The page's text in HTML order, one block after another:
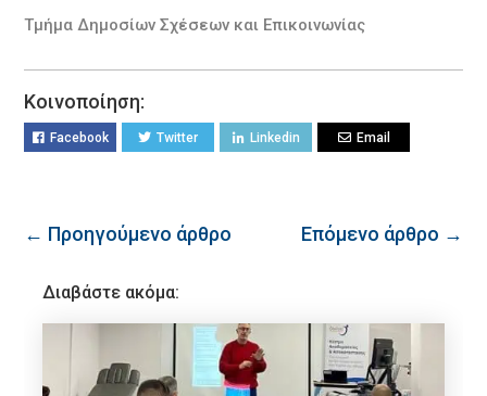
Τμήμα Δημοσίων Σχέσεων και Επικοινωνίας
Κοινοποίηση:
Facebook Twitter Linkedin Email
← Προηγούμενο άρθρο Επόμενο άρθρο →
Διαβάστε ακόμα: